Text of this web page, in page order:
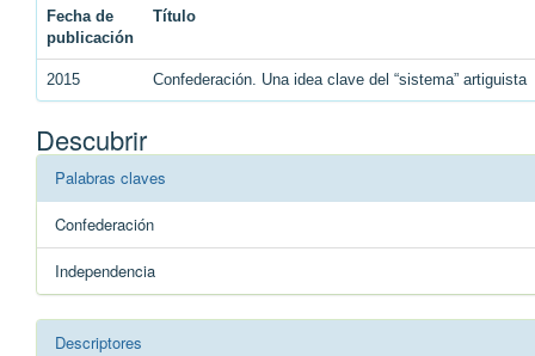
Fecha de
publicación
Título
2015 Confederación. Una idea clave del “sistema” artiguista
Descubrir
Palabras claves
Confederación
Independencia
Descriptores